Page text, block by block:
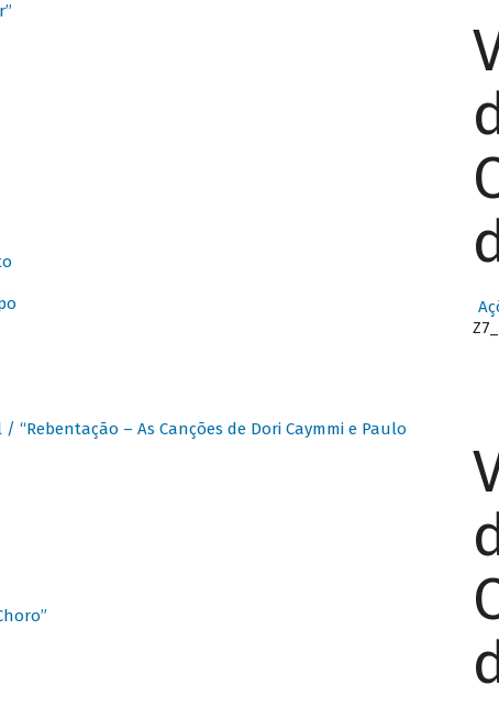
“Rebentação – As Canções de Dori Caymmi e Paulo